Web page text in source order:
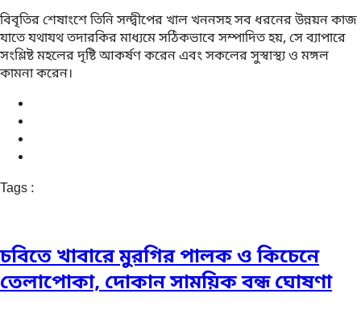
বিবৃতির শেষাংশে তিনি সন্দ্বীপের খাল খননসহ সব ধরনের উন্নয়ন কাজ
যাতে যথাযথ তদারকির মাধ্যমে সঠিকভাবে সম্পাদিত হয়, সে ব্যাপারে
সংশ্লিষ্ট মহলের দৃষ্টি আকর্ষণ করেন এবং সকলের সুস্বাস্থ্য ও মঙ্গল
কামনা করেন।
Tags :
চবিতে খাবারে মুরগির পালক ও কিচেনে
তেলাপোকা, দোকান সাময়িক বন্ধ ঘোষণা